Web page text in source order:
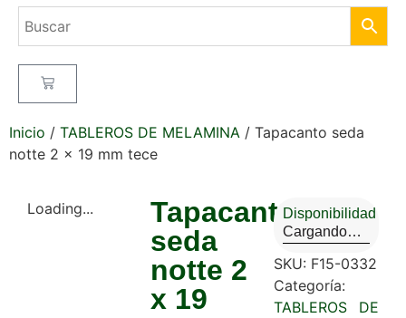
Inicio / TABLEROS DE MELAMINA / Tapacanto seda
notte 2 x 19 mm tece
Loading...
Tapacanto
seda
notte 2
x 19
Disponibilidad
Cargando…
SKU: F15-0332
Categoría:
TABLEROS DE